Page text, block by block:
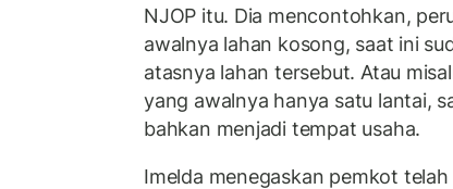
NJOP itu. Dia mencontohkan,
awalnya lahan kosong, saat ini
atasnya lahan tersebut. Atau
yang awalnya hanya satu lantai,
bahkan menjadi tempat usaha.
Imelda menegaskan pemkot